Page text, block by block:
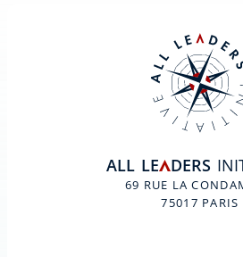
ALL LEADERS
69 RUE LA
75017 PARIS